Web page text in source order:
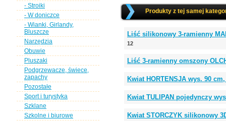
- Stroiki
- W doniczce
- Wianki, Girlandy,
Bluszcze
Narzędzia
Obuwie
Pluszaki
Podgrzewacze, świece,
zapachy
Pozostałe
Sport i turystyka
Szklane
Szkolne i biurowe
Produkty z tej samej
Liść silikonowy 3-ramienny
12
Liść 3-ramienny omszony
Kwiat HORTENSJA wys. 90
Kwiat TULIPAN pojedynczy
Kwiat STORCZYK silikonowy